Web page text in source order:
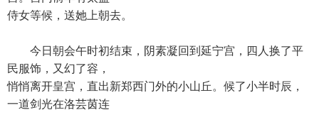
侍女等候，送她上朝去。
今日朝会午时初结束，阴素凝回到延宁宫，四人换了平
民服饰，又幻了容，
悄悄离开皇宫，直出新郑西门外的小山丘。候了小半时辰，
一道剑光在洛芸茵连